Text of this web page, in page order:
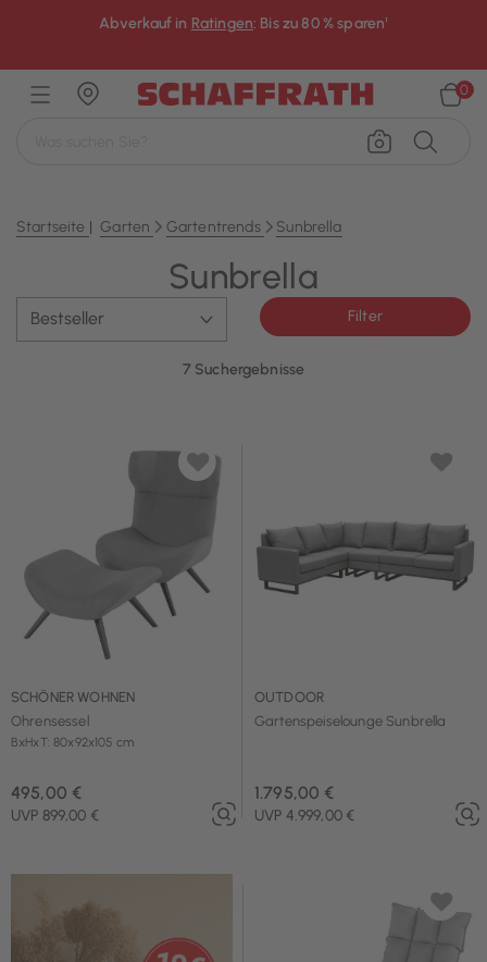
Abverkauf in Ratingen: Bis zu 80 % sparen¹
0
Startseite Garten Gartentrends Sunbrella
Sunbrella
Filter
7 Suchergebnisse
SCHÖNER WOHNEN
Ohrensessel
BxHxT: 80x92x105 cm
495,00 €
UVP 899,00 €
OUTDOOR
Gartenspeiselounge Sunbrella
1.795,00 €
UVP 4.999,00 €